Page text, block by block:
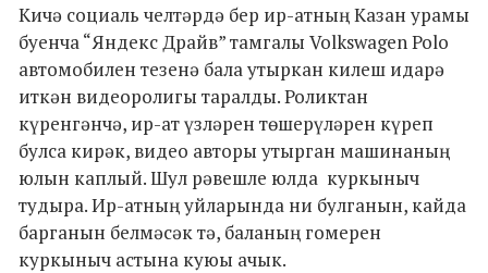
Кичә социаль челтәрдә бер ир-атның Казан урамы
буенча “Яндекс Драйв” тамгалы Volkswagen Polo
автомобилен тезенә бала утыркан килеш идарә
иткән видеоролигы таралды. Роликтан
күренгәнчә, ир-ат үзләрен төшерүләрен күреп
булса кирәк, видео авторы утырган машинаның
юлын каплый. Шул рәвешле юлда куркыныч
тудыра. Ир-атның уйларында ни булганын, кайда
барганын белмәсәк тә, баланың гомерен
куркыныч астына куюы ачык.